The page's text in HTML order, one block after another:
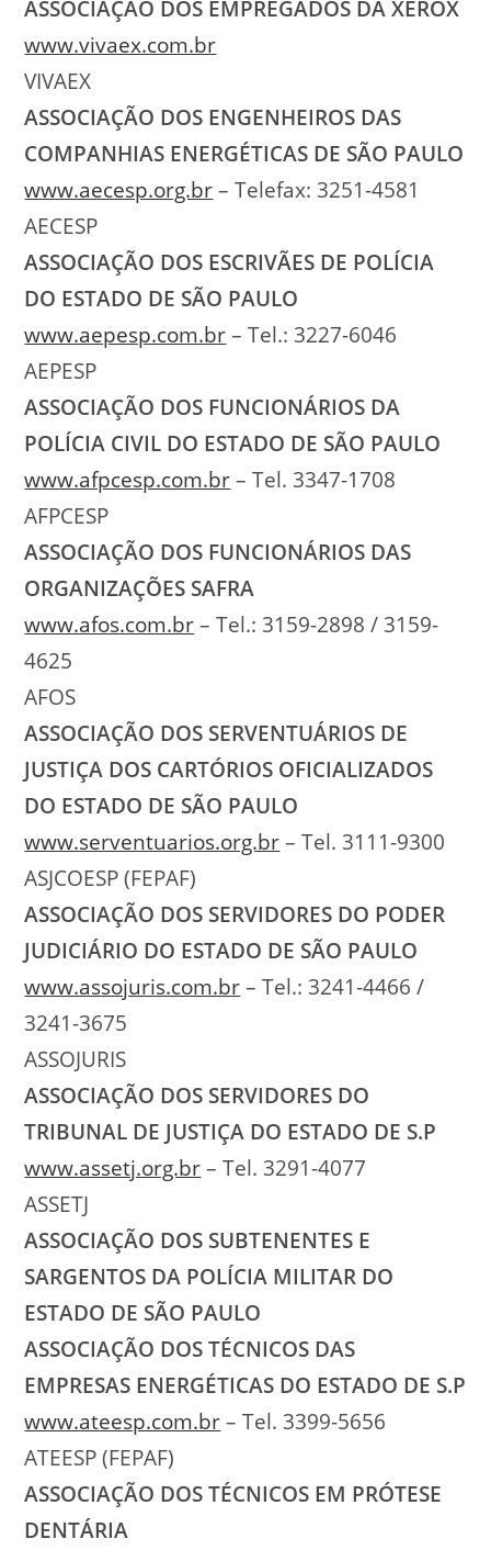
ASSOCIAÇÃO DOS EMPREGADOS DA XEROX
www.vivaex.com.br
VIVAEX
ASSOCIAÇÃO DOS ENGENHEIROS DAS
COMPANHIAS ENERGÉTICAS DE SÃO PAULO
www.aecesp.org.br – Telefax: 3251-4581
AECESP
ASSOCIAÇÃO DOS ESCRIVÃES DE POLÍCIA
DO ESTADO DE SÃO PAULO
www.aepesp.com.br – Tel.: 3227-6046
AEPESP
ASSOCIAÇÃO DOS FUNCIONÁRIOS DA
POLÍCIA CIVIL DO ESTADO DE SÃO PAULO
www.afpcesp.com.br – Tel. 3347-1708
AFPCESP
ASSOCIAÇÃO DOS FUNCIONÁRIOS DAS
ORGANIZAÇÕES SAFRA
www.afos.com.br – Tel.: 3159-2898 / 3159-
4625
AFOS
ASSOCIAÇÃO DOS SERVENTUÁRIOS DE
JUSTIÇA DOS CARTÓRIOS OFICIALIZADOS
DO ESTADO DE SÃO PAULO
www.serventuarios.org.br – Tel. 3111-9300
ASJCOESP (FEPAF)
ASSOCIAÇÃO DOS SERVIDORES DO PODER
JUDICIÁRIO DO ESTADO DE SÃO PAULO
www.assojuris.com.br – Tel.: 3241-4466 /
3241-3675
ASSOJURIS
ASSOCIAÇÃO DOS SERVIDORES DO
TRIBUNAL DE JUSTIÇA DO ESTADO DE S.P
www.assetj.org.br – Tel. 3291-4077
ASSETJ
ASSOCIAÇÃO DOS SUBTENENTES E
SARGENTOS DA POLÍCIA MILITAR DO
ESTADO DE SÃO PAULO
ASSOCIAÇÃO DOS TÉCNICOS DAS
EMPRESAS ENERGÉTICAS DO ESTADO DE S.P
www.ateesp.com.br – Tel. 3399-5656
ATEESP (FEPAF)
ASSOCIAÇÃO DOS TÉCNICOS EM PRÓTESE
DENTÁRIA